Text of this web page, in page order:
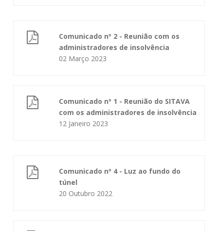
Comunicado nº 2 - Reunião com os
administradores de insolvência
02 Março 2023
Comunicado nº 1 - Reunião do SITAVA
com os administradores de insolvência
12 Janeiro 2023
Comunicado nº 4 - Luz ao fundo do
túnel
20 Outubro 2022